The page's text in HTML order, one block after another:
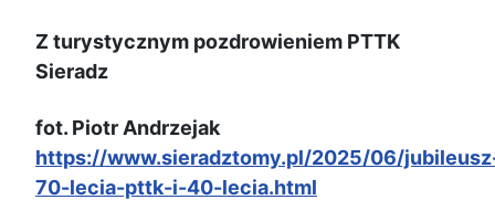
Z turystycznym pozdrowieniem PTTK
Sieradz
fot. Piotr Andrzejak
https://www.sieradztomy.pl/2025/06/
70-lecia-pttk-i-40-lecia.html